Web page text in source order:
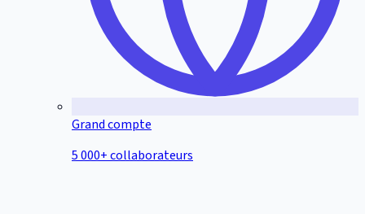
Grand compte
5 000+ collaborateurs